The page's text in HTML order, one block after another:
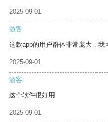
2025-09-01
游客
这款app的用户群体非常庞大，我
2025-09-01
游客
这个软件很好用
2025-09-01